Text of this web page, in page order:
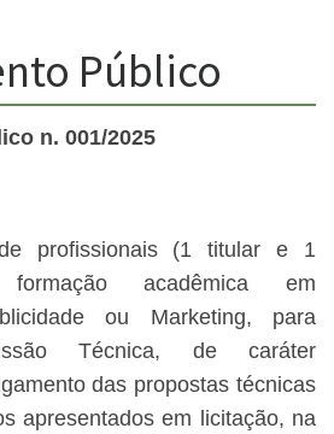
Público
n. 001/2025
profissionais (1 titular e 1
acadêmica em
ou Marketing, para
Técnica, de caráter
das propostas técnicas
apresentados em licitação, na